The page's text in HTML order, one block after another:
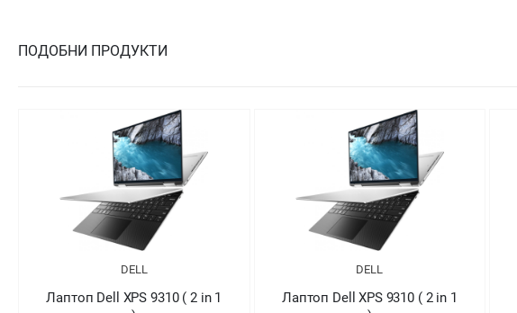
ПОДОБНИ ПРОДУКТИ
DELL
Лаптоп Dell XPS 9310 ( 2 in 1
DELL
Лаптоп Dell XPS 9310 ( 2 in 1